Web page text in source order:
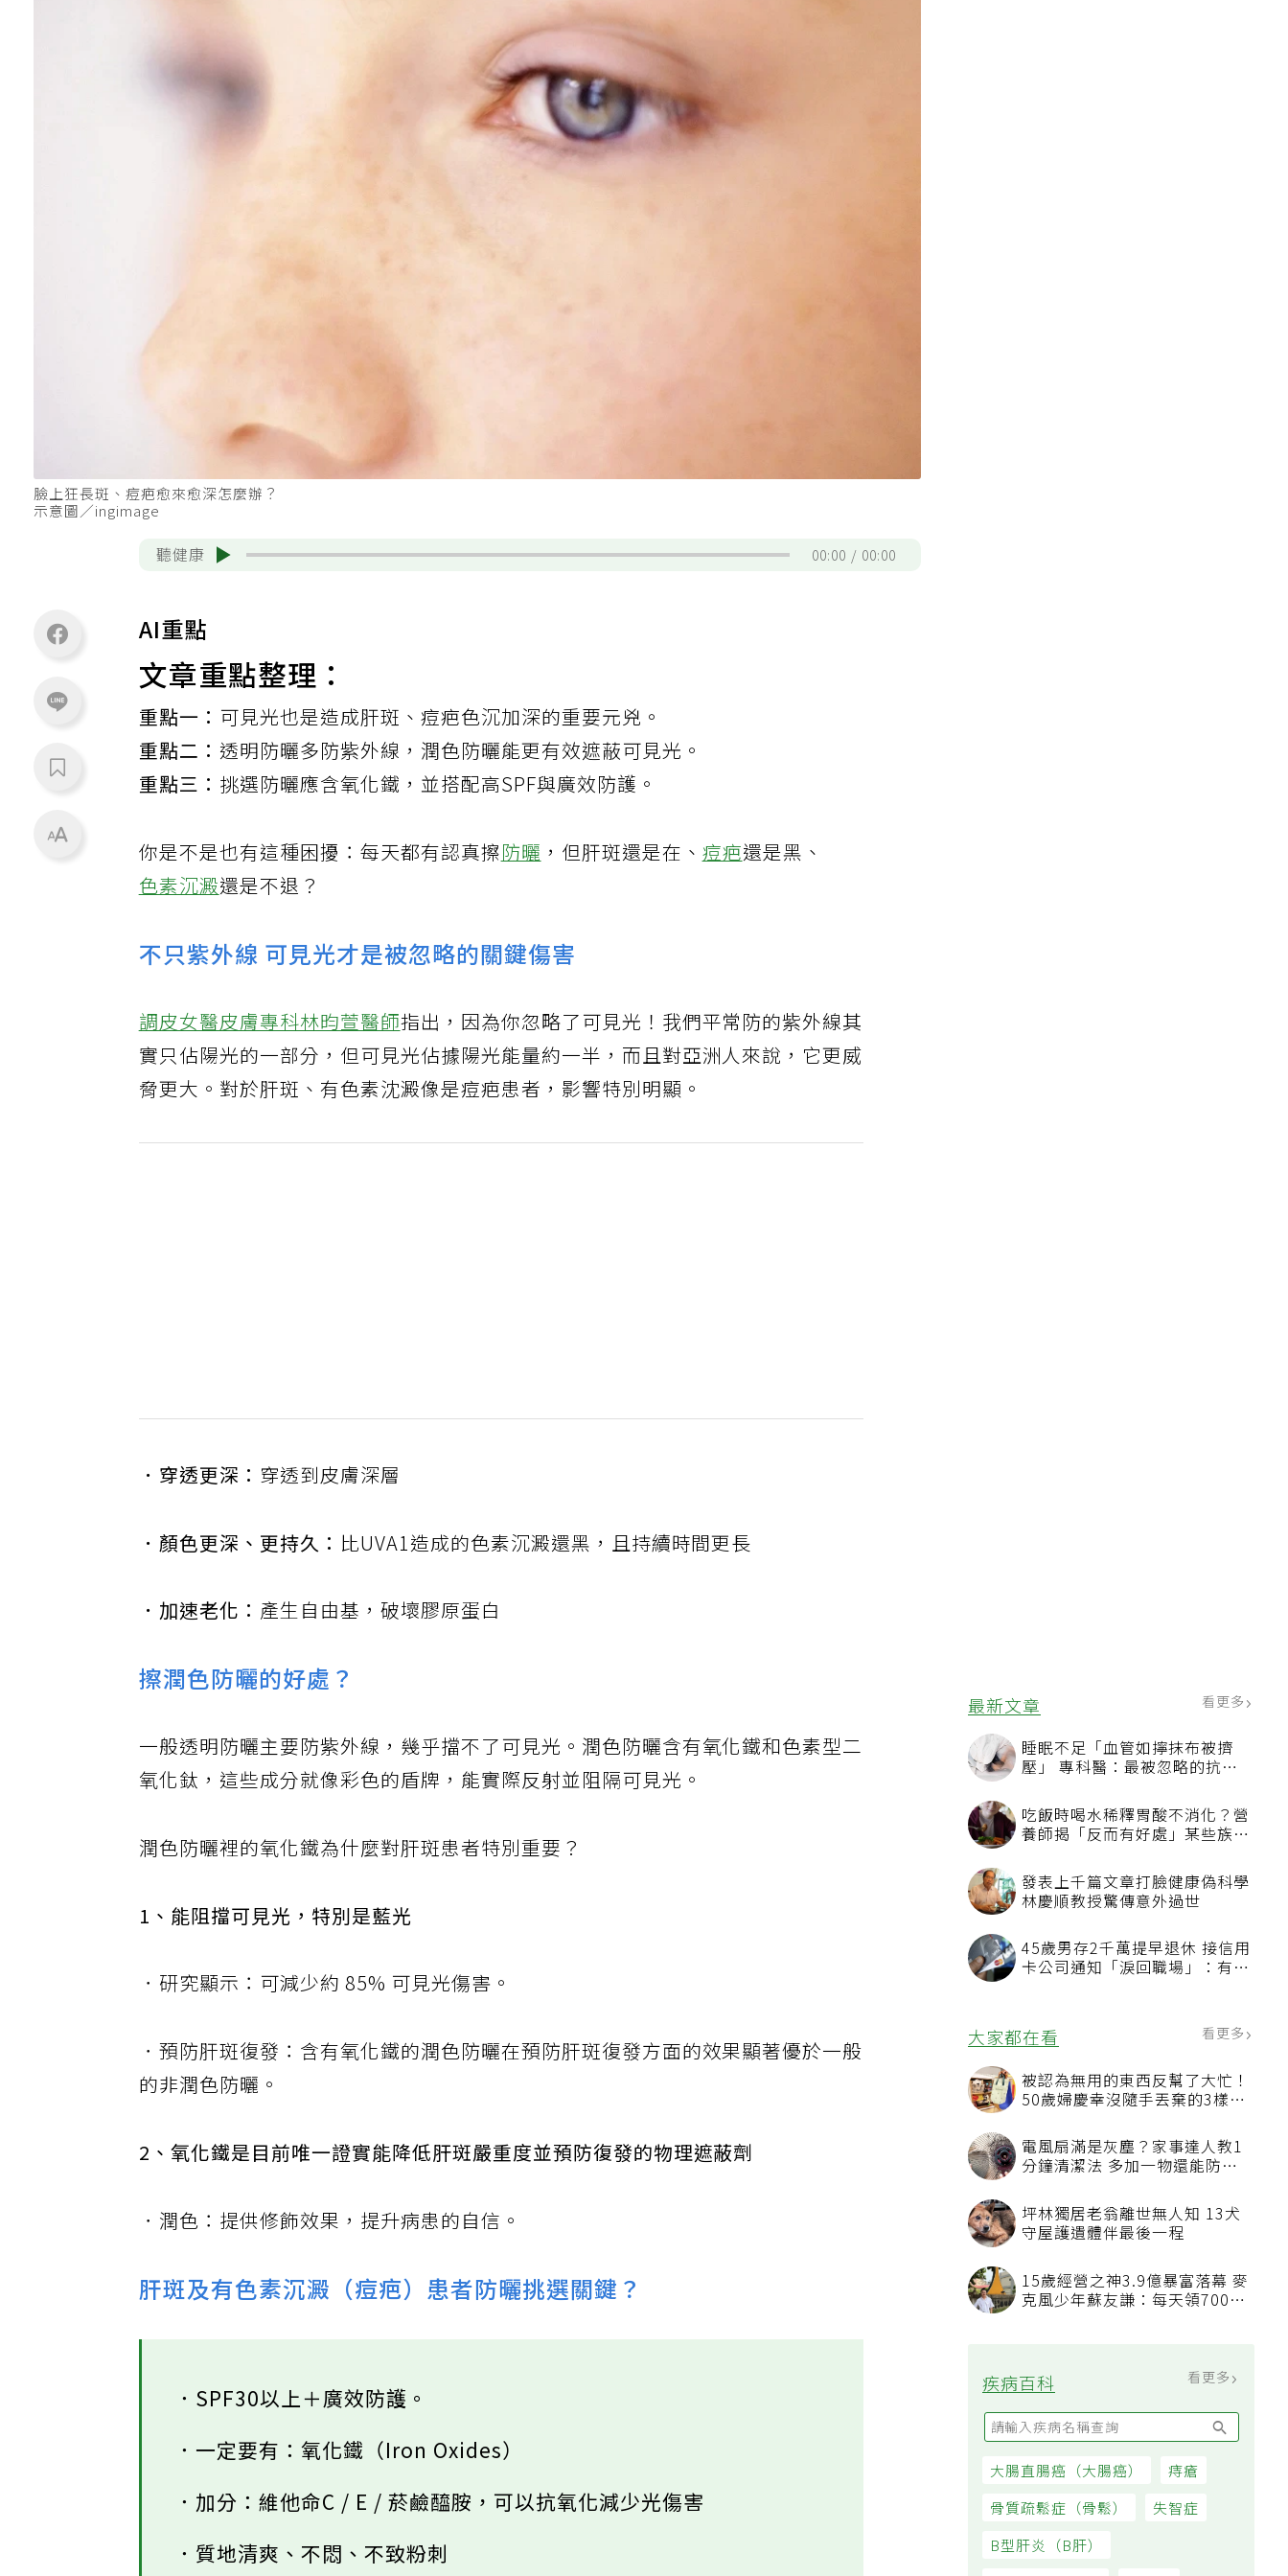
最新文章 看更多
睡眠不足「血管如擰抹布被擠
壓」 專科醫：最被忽略的抗老
吃飯時喝水稀釋胃酸不消化？營
養師揭「反而有好處」某些族群
發表上千篇文章打臉健康偽科學
林慶順教授驚傳意外過世
45歲男存2千萬提早退休 接信用
卡公司通知「淚回職場」：有錢
大家都在看
被認為無用的東西反幫了大忙！
50歲婦慶幸沒隨手丟棄的3樣物
電風扇滿是灰塵？家事達人教1
坪林獨居老翁離世無人知 13犬
守屋護遺體伴最後一程
15歲經營之神3.9億暴富落幕 麥
克風少年蘇友謙：每天領700元
疾病百科
臉上狂長斑、痘疤愈來愈深怎麼辦？
示意圖／ingimage
聽健康 00:00 00:00
AI重點
文章重點整理：
重點一： 可見光也是造成肝斑、痘疤色沉加深的重要元兇。
重點二： 透明防曬多防紫外線，潤色防曬能更有效遮蔽可見光。
重點三： 挑選防曬應含氧化鐵，並搭配高SPF與廣效防護。
你是不是也有這種困擾：每天都有認真擦防曬 ，但肝斑還是在、痘疤還是黑、
色素沉澱還是不退？
不只紫外線 可見光才是被忽略的關鍵傷害
調皮女醫皮膚專科林昀萱醫師指出，因為你忽略了可見光！我們平常防的紫外線其
實只佔陽光的一部分，但可見光佔據陽光能量約一半，而且對亞洲人來說，它更威
脅更大。對於肝斑、有色素沈澱像是痘疤患者，影響特別明顯。
．穿透更深： 穿透到皮膚深層
．顏色更深、更持久： 比UVA1造成的色素沉澱還黑，且持續時間更長
．加速老化： 產生自由基，破壞膠原蛋白
擦潤色防曬的好處？
一般透明防曬主要防紫外線，幾乎擋不了可見光。潤色防曬含有氧化鐵和色素型二
氧化鈦，這些成分就像彩色的盾牌，能實際反射並阻隔可見光。
潤色防曬裡的氧化鐵為什麼對肝斑患者特別重要？
1、能阻擋可見光，特別是藍光
．研究顯示：可減少約 85% 可見光傷害。
．預防肝斑復發：含有氧化鐵的潤色防曬在預防肝斑復發方面的效果顯著優於一般
的非潤色防曬。
2、氧化鐵是目前唯一證實能降低肝斑嚴重度並預防復發的物理遮蔽劑
．潤色：提供修飾效果，提升病患的自信。
肝斑及有色素沉澱（痘疤）患者防曬挑選關鍵？
．SPF30以上＋廣效防護。
．一定要有：氧化鐵（Iron Oxides）
．加分：維他命C / E / 菸鹼醯胺，可以抗氧化減少光傷害
．質地清爽、不悶、不致粉刺